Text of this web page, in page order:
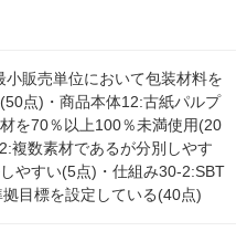
小販売単位において包装材料を
点)・商品本体12:古紙パルプ
を70％以上100％未満使用(20
複数素材であるが分別しやす
やすい(5点)・仕組み30-2:SBT
目標を設定している(40点)